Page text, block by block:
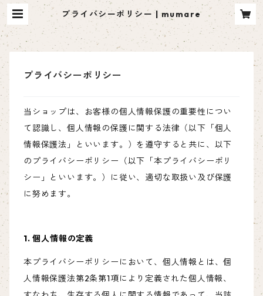
プライバシーポリシー | mumare
プライバシーポリシー
当ショップは、お客様の個人情報保護の重要性につい
て認識し、個人情報の保護に関する法律（以下「個人
情報保護法」といいます。）を遵守すると共に、以下
のプライバシーポリシー（以下「本プライバシーポリ
シー」といいます。）に従い、適切な取扱い及び保護
に努めます。
1. 個人情報の定義
本プライバシーポリシーにおいて、個人情報とは、個
人情報保護法第2条第1項により定義された個人情報、